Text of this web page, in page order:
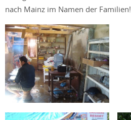
nach Mainz im Namen der Familien!